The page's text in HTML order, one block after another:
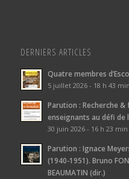
DERNIERS ARTICLES
Quatre membres
5 juillet 2026 - 18 h 43 min
Parution : Recherche
enseignants au défi de
30 juin 2026 - 16 h 23 min
Parution : Ignace
(1940-1951). Bruno
BEAUMATIN (dir.)